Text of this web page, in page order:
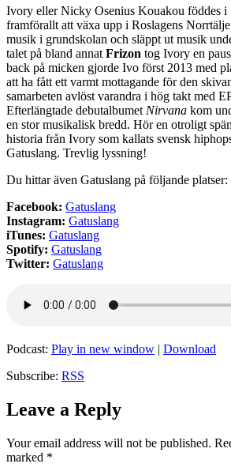
Ivory eller Nicky Osenius Kouakou föddes i
framförallt att växa upp i Roslagens
musik i grundskolan och släppt ut musik
talet på bland annat Frizon tog Ivory en
back på micken gjorde Ivo först 2013 med
att ha fått ett varmt mottagande för den
samarbeten avlöst varandra i hög takt med
Efterlängtade debutalbumet Nirvana kom
en stor musikalisk bredd. Hör en otroligt
historia från Ivory som kallats svensk
Gatuslang. Trevlig lyssning!
Du hittar även Gatuslang på följande platser:
Facebook: Gatuslang
Instagram: Gatuslang
iTunes: Gatuslang
Spotify: Gatuslang
Twitter: Gatuslang
Podcast: Play in new window | Download
Subscribe: RSS
Leave a Reply
Your email address will not be published.
marked *